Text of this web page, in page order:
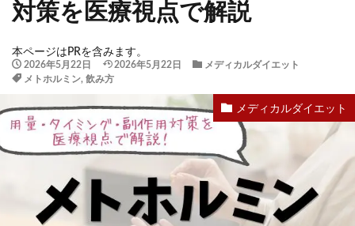
対策を医療視点で解説
本ページはPRを含みます。
2026年5月22日 2026年5月22日
メディカルダイエット
メトホルミン, 飲み方
メディカルダイエット